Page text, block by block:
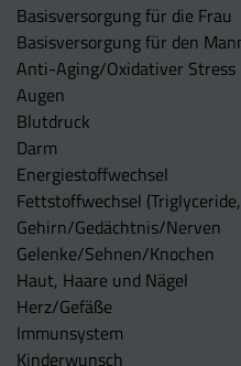
Basisversorgung für die Frau
Basisversorgung für den
Anti-Aging/Oxidativer
Augen
Blutdruck
Darm
Energiestoffwechsel
Fettstoffwechsel
Gehirn/Gedächtnis/Nerven
Gelenke/Sehnen/Knochen
Haut, Haare und Nägel
Herz/Gefäße
Immunsystem
Kinderwunsch